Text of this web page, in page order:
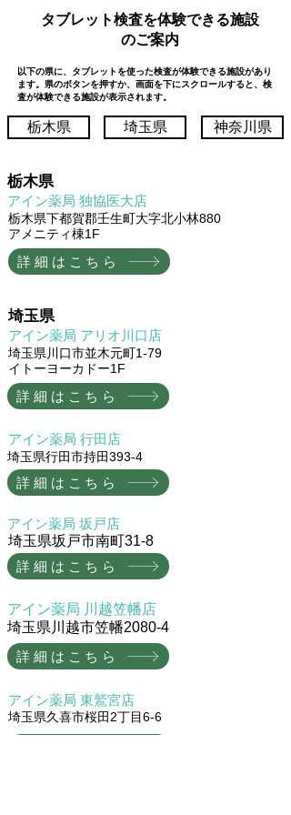
タブレット検査を体験できる施設
のご案内
以下の県に、タブレットを使った検査が体験できる施設があり
ます。県のボタンを押すか、画面を下にスクロールすると、検
査が体験できる施設が表示されます。
栃木県 埼玉県 神奈川県
​栃木県
​アイン薬局 独協医大店
栃木県下都賀郡壬生町大字北小林880
アメニティ棟1F
詳細はこちら
​埼玉県
​アイン薬局 アリオ川口店
埼玉県川口市並木元町1-79
イトーヨーカドー1F
詳細はこちら
​アイン薬局 行田店
埼玉県行田市持田393-4
詳細はこちら
​アイン薬局 坂戸店
埼玉県坂戸市南町31-8
詳細はこちら
​アイン薬局 川越笠幡店
埼玉県川越市笠幡2080-4
詳細はこちら
​アイン薬局 東鷲宮店
埼玉県久喜市桜田2丁目6-6